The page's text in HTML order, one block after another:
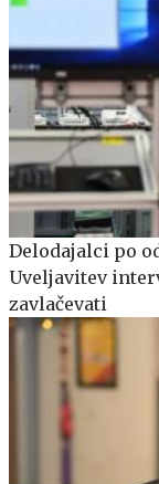
Delodajalci po
Uveljavitev
zavlačevati